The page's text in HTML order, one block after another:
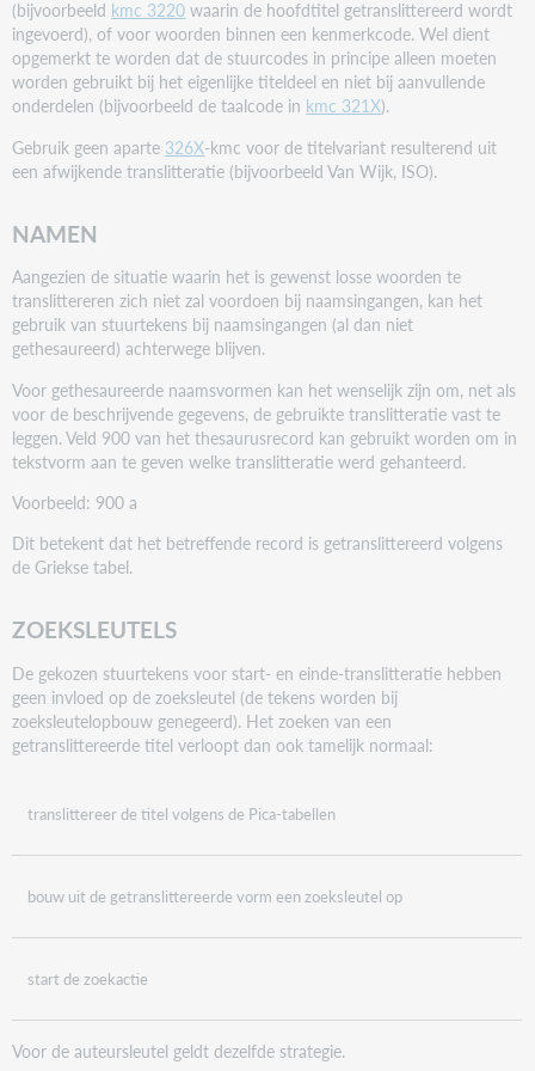
(bijvoorbeeld kmc 3220 waarin de hoofdtitel getranslittereerd wordt
ingevoerd), of voor woorden binnen een kenmerkcode. Wel dient
opgemerkt te worden dat de stuurcodes in principe alleen moeten
worden gebruikt bij het eigenlijke titeldeel en niet bij aanvullende
onderdelen (bijvoorbeeld de taalcode in kmc 321X).
Gebruik geen aparte 326X-kmc voor de titelvariant resulterend uit
een afwijkende translitteratie (bijvoorbeeld Van Wijk, ISO).
NAMEN
Aangezien de situatie waarin het is gewenst losse woorden te
translittereren zich niet zal voordoen bij naamsingangen, kan het
gebruik van stuurtekens bij naamsingangen (al dan niet
gethesaureerd) achterwege blijven.
Voor gethesaureerde naamsvormen kan het wenselijk zijn om, net als
voor de beschrijvende gegevens, de gebruikte translitteratie vast te
leggen. Veld 900 van het thesaurusrecord kan gebruikt worden om in
tekstvorm aan te geven welke translitteratie werd gehanteerd.
Voorbeeld: 900 a
Dit betekent dat het betreffende record is getranslittereerd volgens
de Griekse tabel.
ZOEKSLEUTELS
De gekozen stuurtekens voor start- en einde-translitteratie hebben
geen invloed op de zoeksleutel (de tekens worden bij
zoeksleutelopbouw genegeerd). Het zoeken van een
getranslittereerde titel verloopt dan ook tamelijk normaal:
translittereer de titel volgens de Pica-tabellen
bouw uit de getranslittereerde vorm een zoeksleutel op
start de zoekactie
Voor de auteursleutel geldt dezelfde strategie.